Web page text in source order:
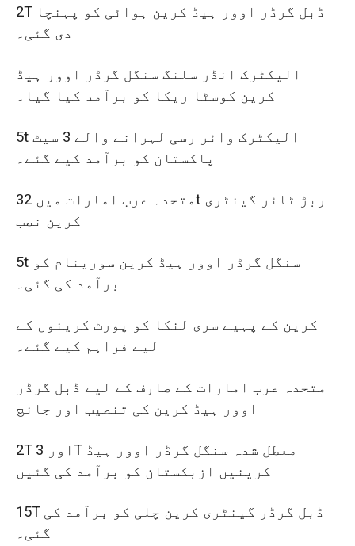
2T ڈبل گرڈر اوور ہیڈ کرین ہوائی کو پہنچا
دی گئی۔
الیکٹرک انڈر سلنگ سنگل گرڈر اوور ہیڈ
کرین کوسٹا ریکا کو برآمد کیا گیا۔
5t الیکٹرک وائر رسی لہرانے والے 3 سیٹ
پاکستان کو برآمد کیے گئے۔
متحدہ عرب امارات میں 32t ربڑ ٹائر گینٹری
کرین نصب
5t سنگل گرڈر اوور ہیڈ کرین سورینام کو
برآمد کی گئی۔
کرین کے پہیے سری لنکا کو پورٹ کرینوں کے
لیے فراہم کیے گئے۔
متحدہ عرب امارات کے صارف کے لیے ڈبل گرڈر
اوور ہیڈ کرین کی تنصیب اور جانچ
2T اور 3T معطل شدہ سنگل گرڈر اوور ہیڈ
کرینیں ازبکستان کو برآمد کی گئیں
15T ڈبل گرڈر گینٹری کرین چلی کو برآمد کی
گئی۔